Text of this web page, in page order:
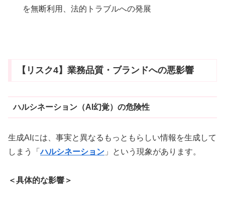
を無断利用、法的トラブルへの発展
【リスク4】業務品質・ブランドへの悪影響
ハルシネーション（AI幻覚）の危険性
生成AIには、事実と異なるもっともらしい情報を生成して
しまう「ハルシネーション 」という現象があります。
＜具体的な影響＞